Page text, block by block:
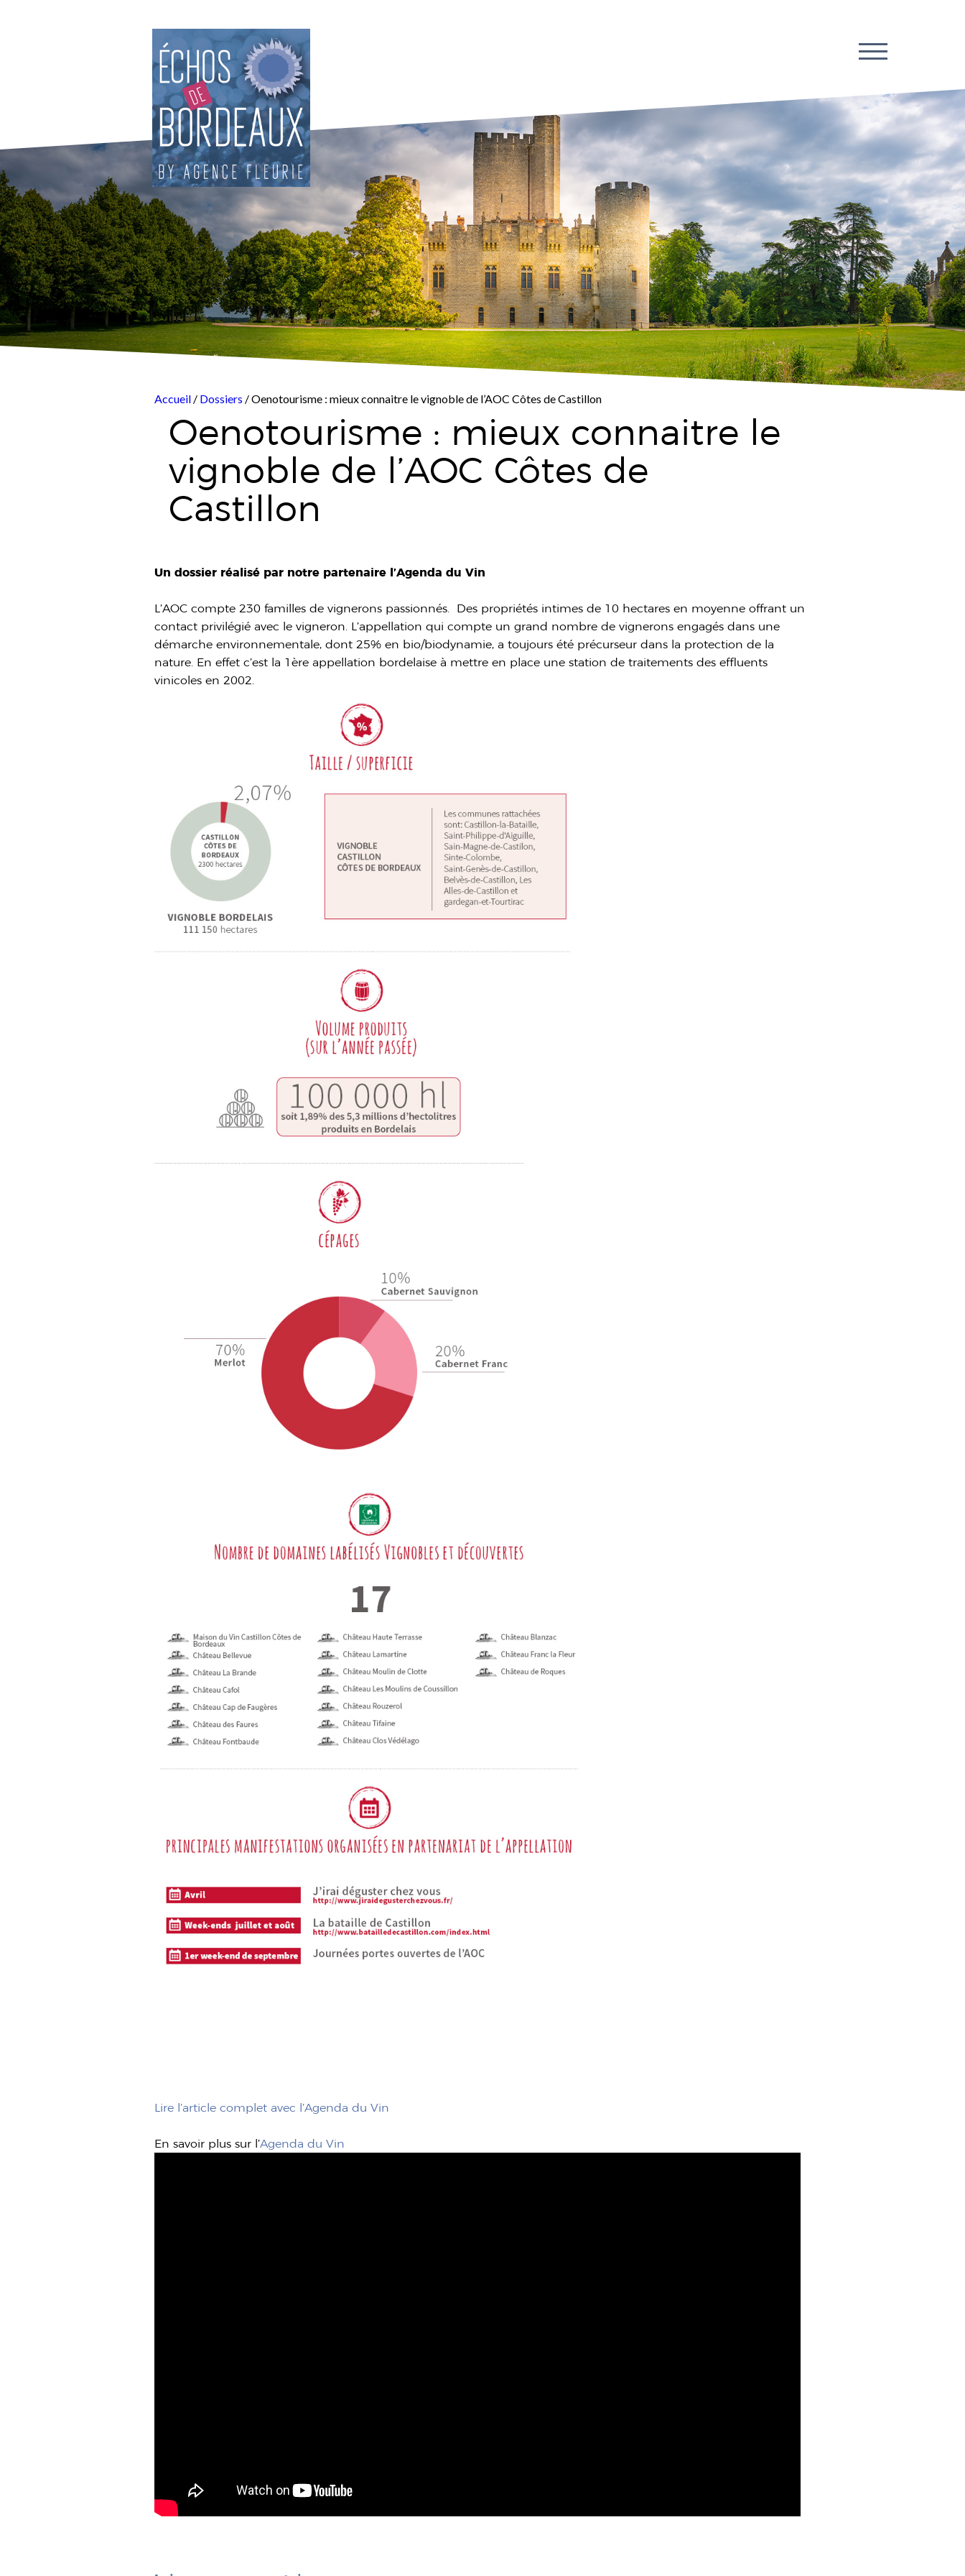
Accueil / Dossiers / Oenotourisme : mieux connaitre le vignoble de l’AOC Côtes de Castillon
Oenotourisme : mieux connaitre le
vignoble de l’AOC Côtes de
Castillon
Un dossier réalisé par notre partenaire l’Agenda du Vin
L’AOC compte 230 familles de vignerons passionnés. Des propriétés intimes de 10 hectares en moyenne offrant un
contact privilégié avec le vigneron. L’appellation qui compte un grand nombre de vignerons engagés dans une
démarche environnementale, dont 25% en bio/biodynamie, a toujours été précurseur dans la protection de la
nature. En effet c’est la 1ère appellation bordelaise à mettre en place une station de traitements des effluents
vinicoles en 2002.
Lire l’article complet avec l’Agenda du Vin
En savoir plus sur l’Agenda du Vin